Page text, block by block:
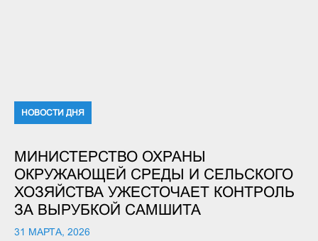
НОВОСТИ ДНЯ
МИНИСТЕРСТВО ОХРАНЫ
ОКРУЖАЮЩЕЙ СРЕДЫ И СЕЛЬСКОГО
ХОЗЯЙСТВА УЖЕСТОЧАЕТ КОНТРОЛЬ
ЗА ВЫРУБКОЙ САМШИТА
31 МАРТА, 2026